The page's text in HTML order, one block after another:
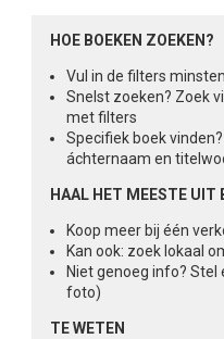
HOE BOEKEN ZOEKEN?
Vul in de filters
Snelst zoeken? Zoek
met filters
Specifiek boek
áchternaam en
HAAL HET MEESTE UIT
Koop meer bij één
Kan ook: zoek lokaal
Niet genoeg info? Stel
foto)
TE WETEN